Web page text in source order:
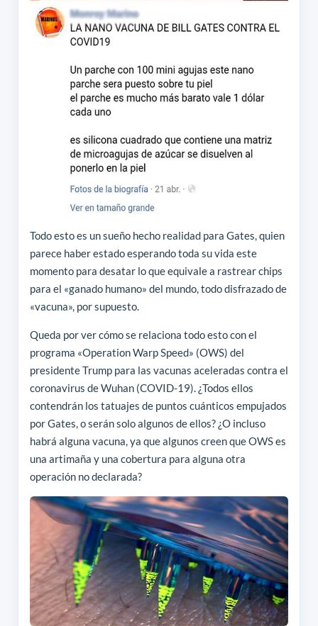
Todo esto es un sueño hecho realidad para Gates, quien
parece haber estado esperando toda su vida este
momento para desatar lo que equivale a rastrear chips
para el «ganado humano» del mundo, todo disfrazado de
«vacuna», por supuesto.
Queda por ver cómo se relaciona todo esto con el
programa «Operation Warp Speed» (OWS) del
presidente Trump para las vacunas aceleradas contra el
coronavirus de Wuhan (COVID-19). ¿Todos ellos
contendrán los tatuajes de puntos cuánticos empujados
por Gates, o serán solo algunos de ellos? ¿O incluso
habrá alguna vacuna, ya que algunos creen que OWS es
una artimaña y una cobertura para alguna otra
operación no declarada?